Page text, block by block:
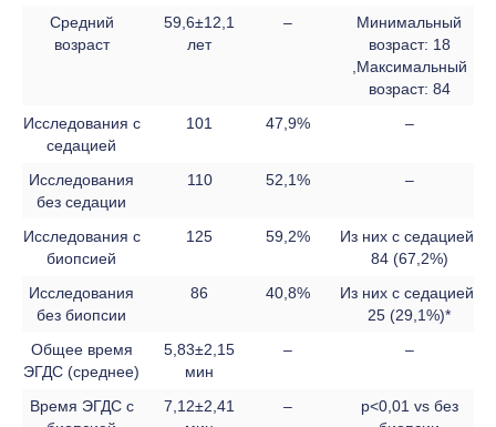
Средний
возраст
59,6±12,1
лет
–
Минимальный
возраст: 18
,Максимальный
возраст: 84
Исследования с
седацией
101 47,9% –
Исследования
без седации
110 52,1% –
Исследования с
биопсией
125 59,2%
Из них с седацией:
84 (67,2%)
Исследования
без биопсии
86 40,8%
Из них с седацией:
25 (29,1%)*
Общее время
ЭГДС (среднее)
5,83±2,15
мин
– –
Время ЭГДС с
7,12±2,41
–
p<0,01 vs без